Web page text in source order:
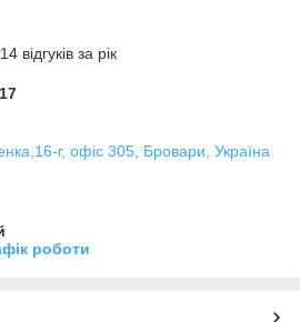
гайки і де вони
на роботу в умовах
Такі гайки застосовуються в
машинобудуванні,
галузі, на виробничих
матеріал сталі та тип
відгуків за рік
г, офіс 305, Бровари, Україна
роботи